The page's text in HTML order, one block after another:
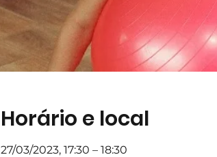
Horário e local
27/03/2023, 17:30 – 18:30